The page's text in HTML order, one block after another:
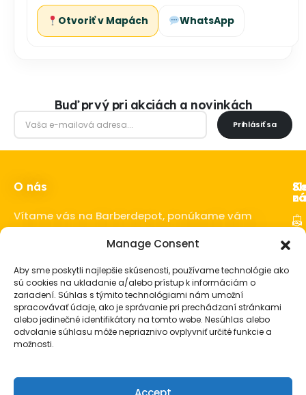
Manage Consent
Aby sme poskytli najlepšie skúsenosti, používame technológie ako
sú cookies na ukladanie a/alebo prístup k informáciám o
zariadení. Súhlas s týmito technológiami nám umožní
spracovávať údaje, ako je správanie pri prechádzaní stránkami
alebo jedinečné identifikátory na tomto webe. Nesúhlas alebo
odvolanie súhlasu môže nepriaznivo ovplyvniť určité funkcie a
možnosti.
Otvoriť v Mapách WhatsApp
Buď prvý pri akciách a novinkách
Prihlásiť sa
O nás
Vítame vás na Barberdepot, ponúkame vám